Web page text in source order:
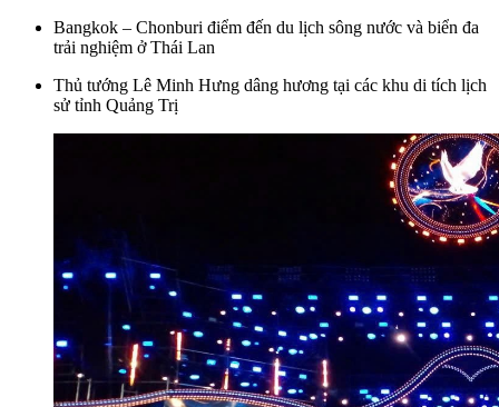
Bangkok – Chonburi điểm đến du lịch sông nước và biển đa
trải nghiệm ở Thái Lan
Thủ tướng Lê Minh Hưng dâng hương tại các khu di tích lịch
sử tỉnh Quảng Trị